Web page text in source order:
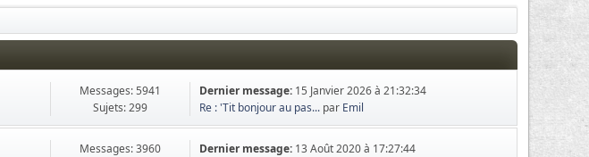
Messages: 5941
Sujets: 299
Dernier message: 15 Janvier 2026 à 21:32:34
Re : 'Tit bonjour au pas... par Emil
Messages: 3960
Dernier message: 13 Août 2020 à 17:27:44